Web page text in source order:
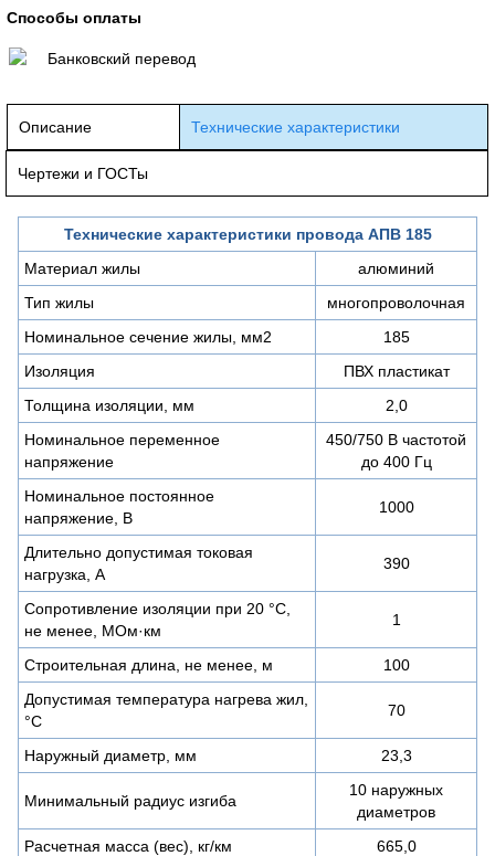
Способы оплаты
Банковский перевод
Описание Технические характеристики
Чертежи и ГОСТы
Технические характеристики провода АПВ 185
Материал жилы
алюминий
Тип жилы
многопроволочная
Номинальное сечение жилы, мм2
185
Изоляция
ПВХ пластикат
Толщина изоляции, мм
2,0
Номинальное переменное
напряжение
450/750 В частотой
до 400 Гц
Номинальное постоянное
напряжение, В
1000
Длительно допустимая токовая
нагрузка, А
390
Сопротивление изоляции при 20 °С,
не менее, МОм·км
1
Строительная длина, не менее, м
100
Допустимая температура нагрева жил,
°C
70
Наружный диаметр, мм 23,3
Минимальный радиус изгиба
10 наружных
диаметров
Расчетная масса (вес), кг/км
665,0